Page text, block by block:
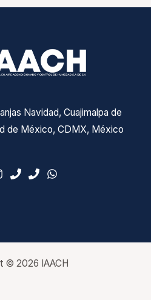
Navidad, Cuajimalpa de
de México, CDMX, México
© 2026 IAACH